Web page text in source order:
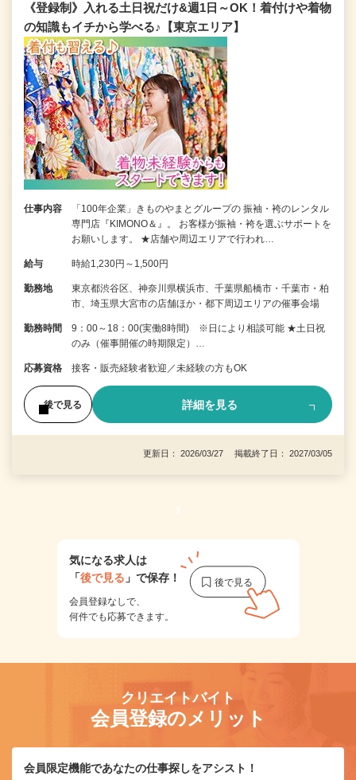
《登録制》入れる土日祝だけ&週1日～OK！着付けや着物
の知識もイチから学べる♪【東京エリア】
仕事内容
「100年企業」きものやまとグループの 振袖・袴のレンタル
専門店『KIMONO＆』。 お客様が振袖・袴を選ぶサポートを
お願いします。 ★店舗や周辺エリアで行われ…
給与 時給1,230円～1,500円
勤務地
東京都渋谷区、神奈川県横浜市、千葉県船橋市・千葉市・柏
市、埼玉県大宮市の店舗ほか・都下周辺エリアの催事会場
勤務時間
9：00～18：00(実働8時間) ※日により相談可能 ★土日祝
のみ（催事開催の時期限定）…
応募資格 接客・販売経験者歓迎／未経験の方もOK
後で見る 詳細を見る
更新日： 2026/03/27 掲載終了日： 2027/03/05
1
気になる求人は
「後で見る 」で保存！
会員登録なしで、
何件でも応募できます。
クリエイトバイト
会員登録のメリット
会員限定機能であなたの仕事探しをアシスト！